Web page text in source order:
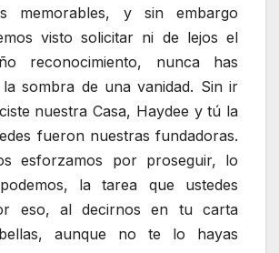
memorables, y sin embargo
visto solicitar ni de lejos el
reconocimiento, nunca has
sombra de una vanidad. Sin ir
nuestra Casa, Haydee y tú la
fueron nuestras fundadoras.
esforzamos por proseguir, lo
la tarea que ustedes
eso, al decirnos en tu carta
aunque no te lo hayas